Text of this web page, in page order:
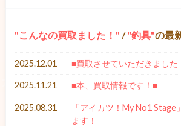
こんなの買取ました！ / 釣具 の最
2025.12.01 ■買取させていただきました
2025.11.21 ■本、買取情報です！■
2025.08.31
「アイカツ！My No1 Stage
ます！